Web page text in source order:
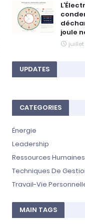
e
t
p
o
s
o
i
q
d
u
n
r
i
n
joule
juillet
UPDATES
CATEGORIES
Énergie
Leadership
Ressources Humaines
Techniques De
Travail-Vie
MAIN TAGS